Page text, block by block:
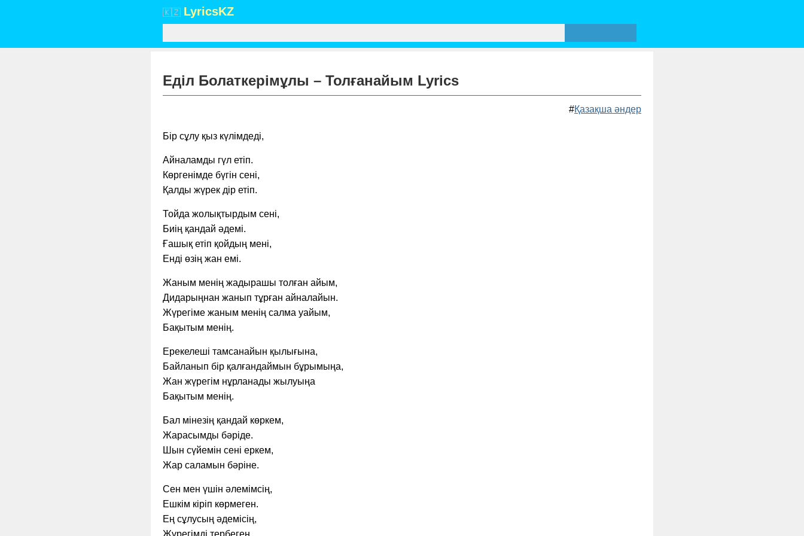
🇰🇿 LyricsKZ
Еділ Болаткерімұлы – Толғанайым Lyrics
#Қазақша әндер
Бір сұлу қыз күлімдеді,
Айналамды гүл етіп.
Көргенімде бүгін сені,
Қалды жүрек дір етіп.
Тойда жолықтырдым сені,
Биің қандай әдемі.
Ғашық етіп қойдың мені,
Енді өзің жан емі.
Жаным менің жадырашы толған айым,
Дидарыңнан жанып тұрған айналайын.
Жүрегіме жаным менің салма уайым,
Бақытым менің.
Ерекелеші тамсанайын қылығына,
Байланып бір қалғандаймын бұрымыңа,
Жан жүрегім нұрланады жылуыңа
Бақытым менің.
Бал мінезің қандай көркем,
Жарасымды бәріде.
Шын сүйемін сені еркем,
Жар саламын бәріне.
Сен мен үшін әлемімсің,
Ешкім кіріп көрмеген.
Ең сұлусың әдемісің,
Жүрегімді тербеген.